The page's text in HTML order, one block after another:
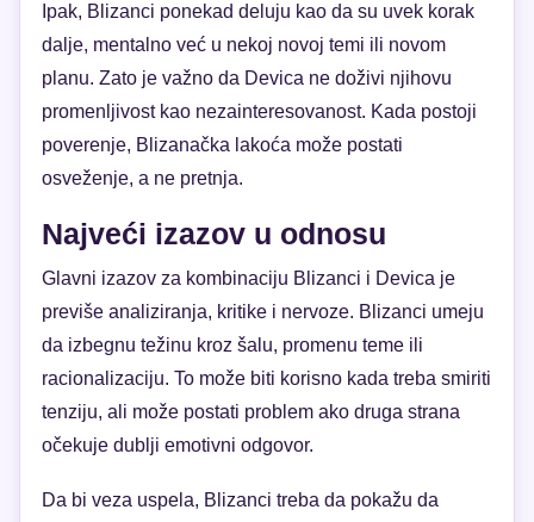
Ipak, Blizanci ponekad deluju kao da su uvek korak
dalje, mentalno već u nekoj novoj temi ili novom
planu. Zato je važno da Devica ne doživi njihovu
promenljivost kao nezainteresovanost. Kada postoji
poverenje, Blizanačka lakoća može postati
osveženje, a ne pretnja.
Najveći izazov u odnosu
Glavni izazov za kombinaciju Blizanci i Devica je
previše analiziranja, kritike i nervoze. Blizanci umeju
da izbegnu težinu kroz šalu, promenu teme ili
racionalizaciju. To može biti korisno kada treba smiriti
tenziju, ali može postati problem ako druga strana
očekuje dublji emotivni odgovor.
Da bi veza uspela, Blizanci treba da pokažu da